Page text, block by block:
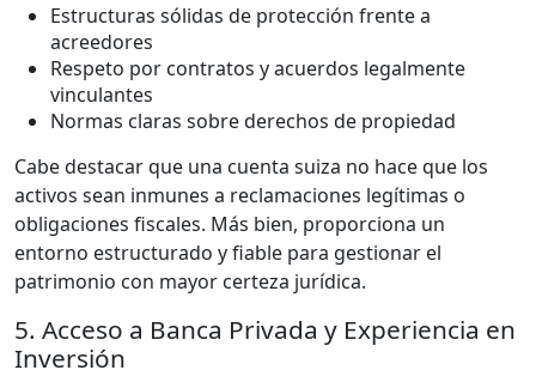
Estructuras sólidas de protección frente a
acreedores
Respeto por contratos y acuerdos legalmente
vinculantes
Normas claras sobre derechos de propiedad
Cabe destacar que una cuenta suiza no hace que los
activos sean inmunes a reclamaciones legítimas o
obligaciones fiscales. Más bien, proporciona un
entorno estructurado y fiable para gestionar el
patrimonio con mayor certeza jurídica.
5. Acceso a Banca Privada y Experiencia en
Inversión